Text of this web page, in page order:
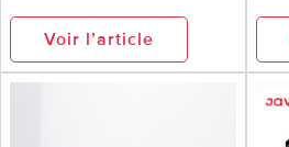
Voir l’article